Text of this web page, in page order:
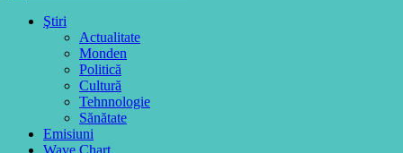
Ştiri
Actualitate
Monden
Politică
Cultură
Tehnnologie
Sănătate
Emisiuni